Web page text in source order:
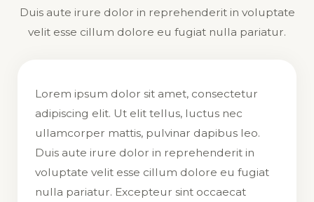
Duis aute irure dolor in reprehenderit in voluptate
velit esse cillum dolore eu fugiat nulla pariatur.
Lorem ipsum dolor sit amet, consectetur
adipiscing elit. Ut elit tellus, luctus nec
ullamcorper mattis, pulvinar dapibus leo.
Duis aute irure dolor in reprehenderit in
voluptate velit esse cillum dolore eu fugiat
nulla pariatur. Excepteur sint occaecat